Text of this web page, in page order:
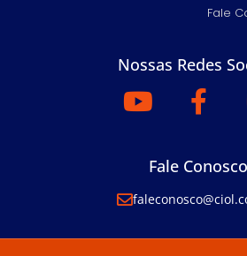
Fale
Nossas Redes
Fale Conosco